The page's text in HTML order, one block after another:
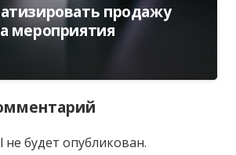
продажу
мероприятия
будет опубликован.